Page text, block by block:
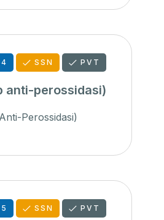
SSN PVT
anti-perossidasi)
Perossidasi)
SSN PVT